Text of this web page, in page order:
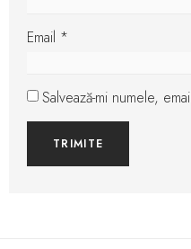
Email *
Salvează-mi numele,